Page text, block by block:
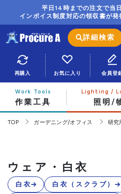
平日14時までの注文で当
インボイス制度対応の領収書が
詳細検索
再購入 お気に入り 会員登
作業工具 照明/
TOP ガーデニング/オフィス 研究
ウェア・白衣
白衣 白衣（スクラブ）